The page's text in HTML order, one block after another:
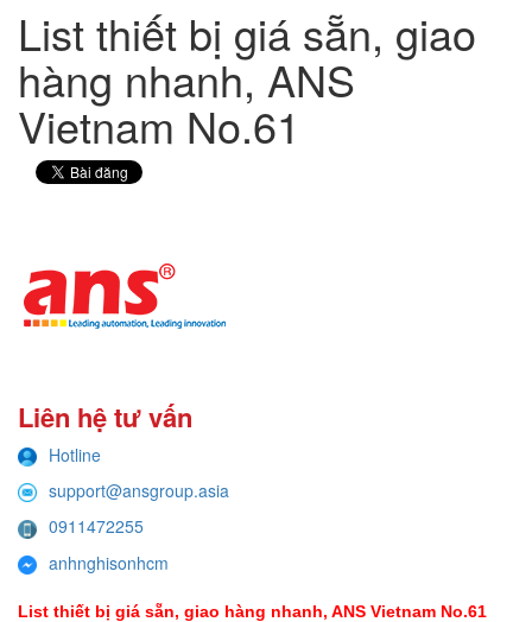
List thiết bị giá sẵn, giao
hàng nhanh, ANS
Vietnam No.61
Liên hệ tư vấn
Hotline
support@ansgroup.asia
0911472255
anhnghisonhcm
List thiết bị giá sẵn, giao hàng nhanh, ANS Vietnam No.61